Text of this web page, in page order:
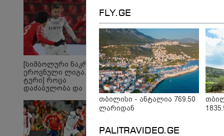
ტალანტების
ქვეყანაა"!
[სიმბოლური ნაკრები.
ეროვნული ლიგა. XXX
ტური] როცა
დაძაბულობა და
არიან...
FLY.GE
თბილისი - ანტალია 769.50
ლარიდან
PALITRAVIDEO.GE